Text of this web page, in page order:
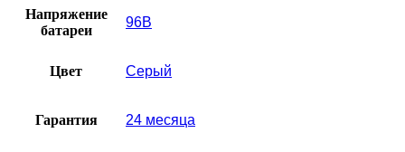
Напряжение
батареи
96В
Цвет Серый
Гарантия 24 месяца